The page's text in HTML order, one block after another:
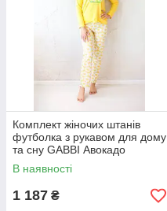
Комплект жіночих штанів
футболка з рукавом для дому
та сну GABBI Авокадо
Жовтий розмір L (11937)
В наявності
1 187 ₴